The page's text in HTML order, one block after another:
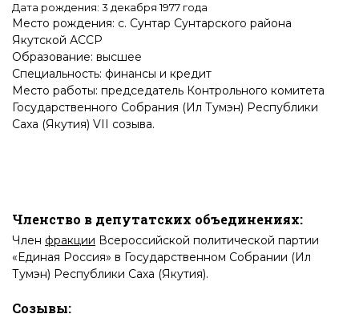
Дата рождения: 3 декабря 1977 года
Место рождения: с. Сунтар Сунтарского района
Якутской АССР
Образование: высшее
Специальность: финансы и кредит
Место работы: председатель Контрольного комитета
Государственного Собрания (Ил Тумэн) Республики
Саха (Якутия) VII созыва.
Членство в депутатских объединениях:
Член фракции Всероссийской политической партии
«Единая Россия» в Государственном Собрании (Ил
Тумэн) Республики Саха (Якутия).
Созывы: